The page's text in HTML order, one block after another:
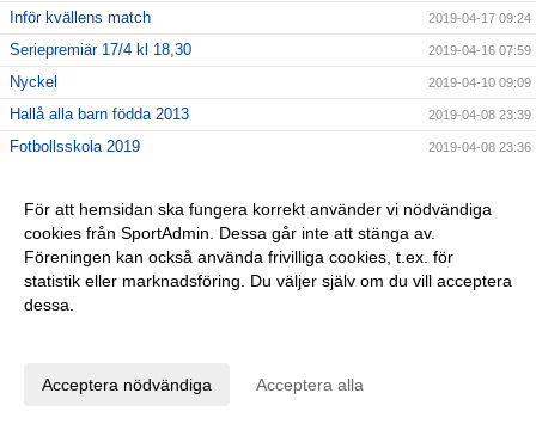
Inför kvällens match 2019-04-17 09:24
Seriepremiär 17/4 kl 18,30 2019-04-16 07:59
Nyckel 2019-04-10 09:09
Hallå alla barn födda 2013 2019-04-08 23:39
Fotbollsskola 2019 2019-04-08 23:36
En sommarhälsning fr 2018 2019-03-28 15:49
GLÖM EJ!
Lagfotografering 2019-03-20 10:00
Dagens DM-match SAIK Senior - Borgstena IF
För att hemsidan ska fungera korrekt använder vi nödvändiga
cookies från SportAdmin. Dessa går inte att stänga av.
Föreningen kan också använda frivilliga cookies, t.ex. för
statistik eller marknadsföring. Du väljer själv om du vill acceptera
dessa.
Acceptera nödvändiga Acceptera alla